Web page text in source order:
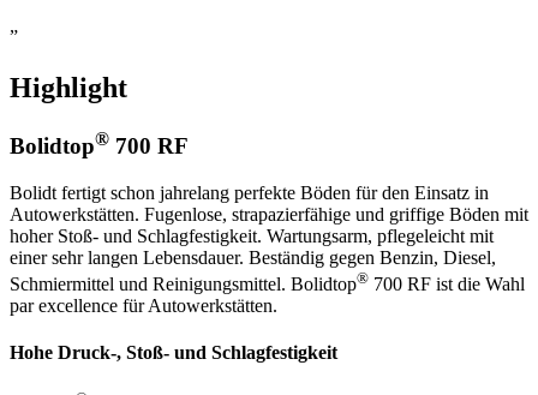
”
Highlight
Bolidtop® 700 RF
Bolidt fertigt schon jahrelang perfekte Böden für den Einsatz in
Autowerkstätten. Fugenlose, strapazierfähige und griffige Böden mit
hoher Stoß- und Schlagfestigkeit. Wartungsarm, pflegeleicht mit
einer sehr langen Lebensdauer. Beständig gegen Benzin, Diesel,
Schmiermittel und Reinigungsmittel. Bolidtop® 700 RF ist die Wahl
par excellence für Autowerkstätten.
Hohe Druck-, Stoß- und Schlagfestigkeit